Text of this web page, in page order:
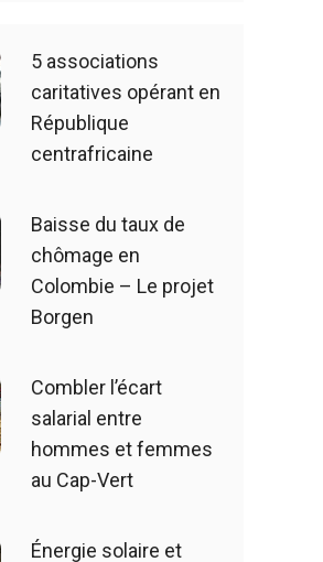
5 associations
caritatives opérant en
République
centrafricaine
Baisse du taux de
chômage en
Colombie – Le projet
Borgen
Combler l’écart
salarial entre
hommes et femmes
au Cap-Vert
Énergie solaire et